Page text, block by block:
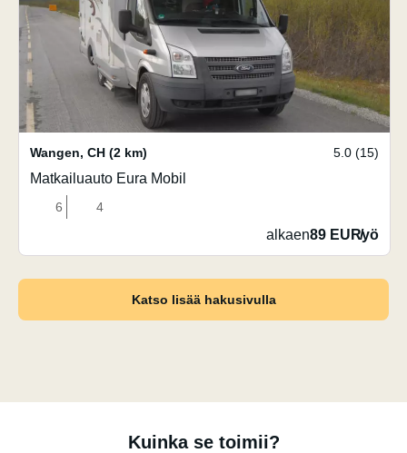
Wangen, CH (2 km) 5.0 (15)
Matkailuauto Eura Mobil
6 4
alkaen89 EUR/yö
Katso lisää hakusivulla
Kuinka se toimii?